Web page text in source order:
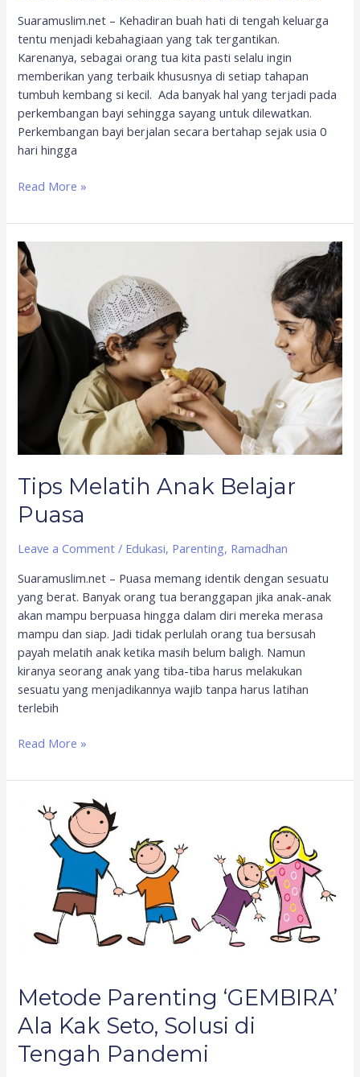
Suaramuslim.net – Kehadiran buah hati di tengah keluarga
tentu menjadi kebahagiaan yang tak tergantikan.
Karenanya, sebagai orang tua kita pasti selalu ingin
memberikan yang terbaik khususnya di setiap tahapan
tumbuh kembang si kecil. Ada banyak hal yang terjadi pada
perkembangan bayi sehingga sayang untuk dilewatkan.
Perkembangan bayi berjalan secara bertahap sejak usia 0
hari hingga
Read More »
Tips Melatih Anak Belajar
Puasa
Leave a Comment / Edukasi, Parenting, Ramadhan
Suaramuslim.net – Puasa memang identik dengan sesuatu
yang berat. Banyak orang tua beranggapan jika anak-anak
akan mampu berpuasa hingga dalam diri mereka merasa
mampu dan siap. Jadi tidak perlulah orang tua bersusah
payah melatih anak ketika masih belum baligh. Namun
kiranya seorang anak yang tiba-tiba harus melakukan
sesuatu yang menjadikannya wajib tanpa harus latihan
terlebih
Tips
Melatih
Anak
Belajar
Puasa
Read More »
Metode Parenting ‘GEMBIRA’
Ala Kak Seto, Solusi di
Tengah Pandemi
Metode
Parenting
‘GEMBIRA’